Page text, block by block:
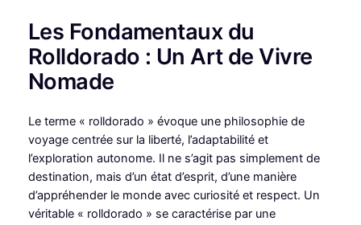
Les Fondamentaux du
Rolldorado : Un Art de Vivre
Nomade
Le terme « rolldorado » évoque une philosophie de
voyage centrée sur la liberté, l’adaptabilité et
l’exploration autonome. Il ne s’agit pas simplement de
destination, mais d’un état d’esprit, d’une manière
d’appréhender le monde avec curiosité et respect. Un
véritable « rolldorado » se caractérise par une